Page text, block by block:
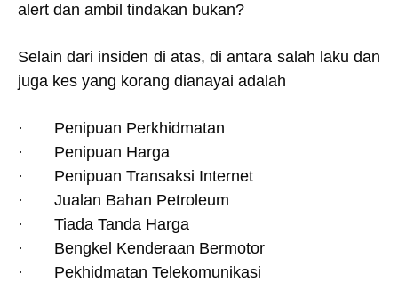
alert dan ambil tindakan bukan?
Selain dari insiden di atas, di antara salah laku dan
juga kes yang korang dianayai adalah
·
Penipuan Perkhidmatan
·
Penipuan Harga
·
Penipuan Transaksi Internet
·
Jualan Bahan Petroleum
·
Tiada Tanda Harga
·
Bengkel Kenderaan Bermotor
·
Pekhidmatan Telekomunikasi